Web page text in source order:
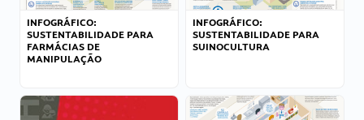
INFOGRÁFICO:
SUSTENTABILIDADE PARA
FARMÁCIAS DE
MANIPULAÇÃO
INFOGRÁFICO:
SUSTENTABILIDADE PARA
SUINOCULTURA